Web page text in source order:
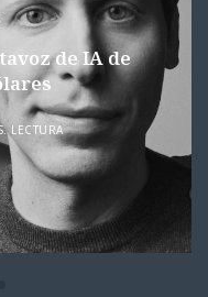
de IA de
LECTURA